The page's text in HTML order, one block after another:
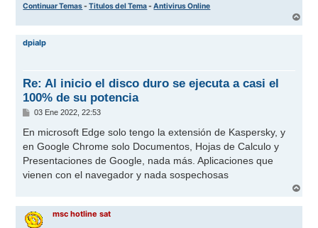
Continuar Temas-Titulos del Tema-Antivirus Online
r
dpialp
Re: Al inicio el disco duro se ejecuta a casi el
100% de su potencia
M
n
a
j
e
03 Ene 2022, 22:53
En microsoft Edge solo tengo la extensión de Kaspersky, y
en Google Chrome solo Documentos, Hojas de Calculo y
Presentaciones de Google, nada más. Aplicaciones que
vienen con el navegador y nada sospechosas
r
msc hotline sat